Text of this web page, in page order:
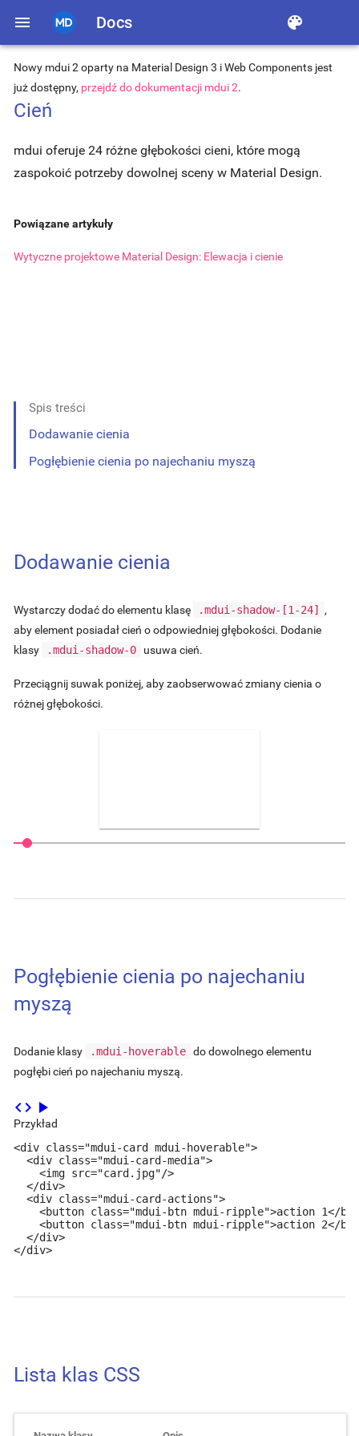
menu Docs color_lens
Nowy mdui 2 oparty na Material Design 3 i Web Components jest
już dostępny, przejdź do dokumentacji mdui 2.
Cień
mdui oferuje 24 różne głębokości cieni, które mogą
zaspokoić potrzeby dowolnej sceny w Material Design.
Powiązane artykuły
Wytyczne projektowe Material Design: Elewacja i cienie
Spis treści
Dodawanie cienia
Pogłębienie cienia po najechaniu myszą
Dodawanie cienia
Wystarczy dodać do elementu klasę .mdui-shadow-[1-24]
,
aby element posiadał cień o odpowiedniej głębokości. Dodanie
klasy
.mdui-shadow-0 usuwa cień.
Przeciągnij suwak poniżej, aby zaobserwować zmiany cienia o
różnej głębokości.
Pogłębienie cienia po najechaniu
myszą
Dodanie klasy .mdui-hoverable do dowolnego elementu
pogłębi cień po najechaniu myszą.
code play_arrow
Przykład
<div class="mdui-card mdui-hoverable">
  <div class="mdui-card-media">
    <img src="card.jpg"/>
  </div>
  <div class="mdui-card-actions">
<button class="mdui-btn mdui-ripple">action 1</
<button class="mdui-btn mdui-ripple">action 2</
  </div>
</div>
Lista klas CSS